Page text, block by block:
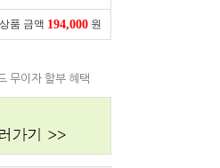
품 금액 194,000 원
무이자 할부 혜택